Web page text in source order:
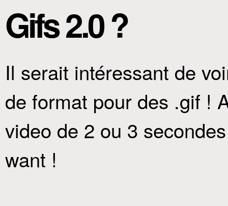
Gifs 2.0 ?
Il serait intéressant de
de format pour des .gif !
video de 2 ou 3
want !